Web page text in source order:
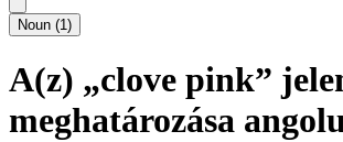
Noun (1)
A(z) „clove pink”
meghatározása